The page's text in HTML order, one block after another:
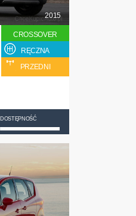
2015
CROSSOVER
RĘCZNA
PRZEDNI
DOSTĘPNOŚĆ